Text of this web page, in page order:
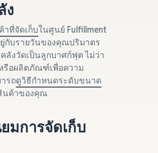
ง
าที่จัดเก็บในศูนย์ Fulfillment
กับรายวันของคุณปริมาตร
ลังวัดเป็นลูกบาศก์ฟุต ไม่ว่า
รือผลิตภัณฑ์เพื่อความ
รถดูวิธีกำหนดระดับขนาด
นค้าของคุณ
มการจัดเก็บ